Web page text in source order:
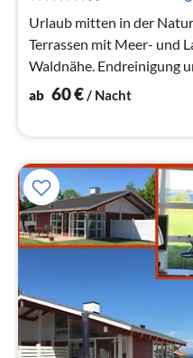
Urlaub mitten in der
Terrassen mit Meer- und
Waldnähe. Endreinigung
inklusive.
ab 60€/ Nacht